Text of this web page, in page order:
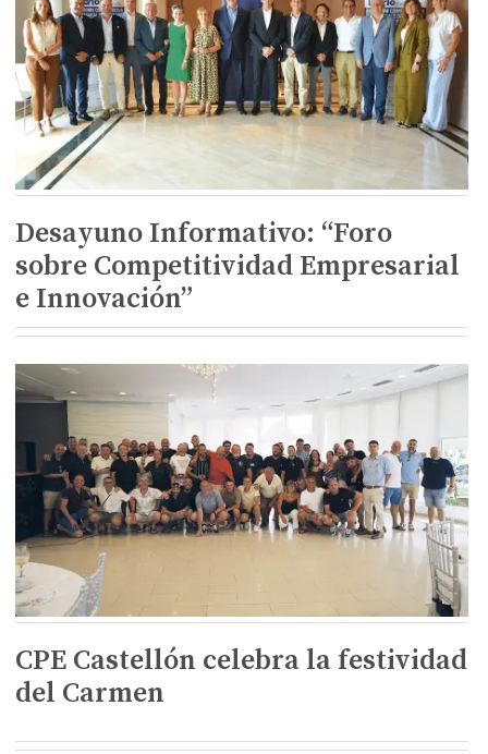
Desayuno Informativo: “Foro
sobre Competitividad Empresarial
e Innovación”
CPE Castellón celebra la festividad
del Carmen